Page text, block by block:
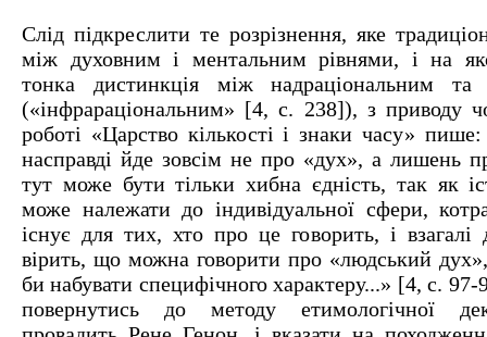
Слід підкреслити те розрізнення, яке
між духовним і ментальним рівнями, і на
тонка дистинкція між надраціональним та
(«інфрараціональним» [4, с. 238]), з приводу
роботі «Царство кількості і знаки часу»
насправді йде зовсім не про «дух», а лишень
тут може бути тільки хибна єдність, так як
може належати до індивідуальної сфери,
існує для тих, хто про це говорить, і взагалі
вірить, що можна говорити про «людський
би набувати специфічного характеру...» [4, с. 97-
повернутись до методу етимологічної